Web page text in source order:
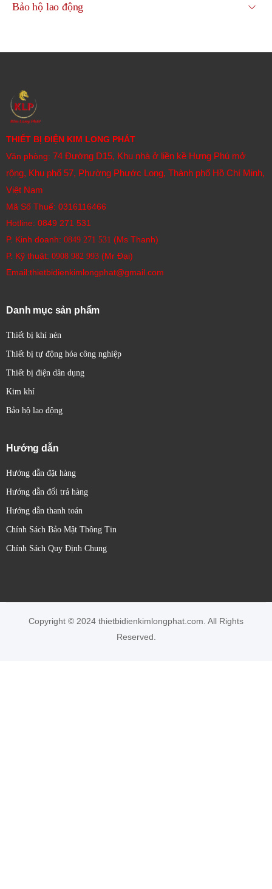
Bảo hộ lao động
THIẾT BỊ ĐIỆN KIM LONG PHÁT
Văn phòng: 74 Đường D15, Khu nhà ở liền kề Hưng Phú mở
rộng, Khu phố 57, Phường Phước Long, Thành phố Hồ Chí Minh,
Việt Nam
Mã Số Thuế: 0316116466
Hotline: 0849 271 531
P. Kinh doanh: 0849 271 531 (Ms Thanh)
P. Kỹ thuật: 0908 982 993​ (Mr Đại)
Email:thietbidienkimlongphat@gmail.com
Danh mục sản phẩm
Thiết bị khí nén
Thiết bị tự động hóa công nghiệp
Thiết bị điện dân dụng
Kim khí
Bảo hộ lao động
Hướng dẫn
Hướng dẫn đặt hàng
Hướng dẫn đổi trả hàng
Hướng dẫn thanh toán
Chính Sách Bảo Mật Thông Tin
Chính Sách Quy Định Chung
Copyright © 2024 thietbidienkimlongphat.com. All Rights
Reserved.